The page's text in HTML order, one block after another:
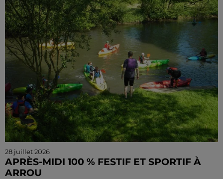
l'opération nationale TARANIS, les agents ont...
28 juillet 2026
APRÈS-MIDI 100 % FESTIF ET SPORTIF À
ARROU